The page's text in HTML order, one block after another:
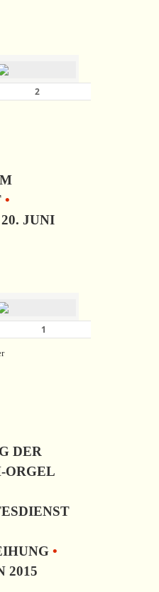
•
JUNI
DER
ORGEL
•
2015